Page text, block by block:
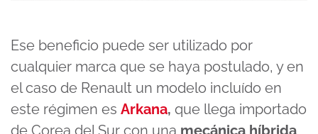
Ese beneficio puede ser utilizado por
cualquier marca que se haya postulado, y en
el caso de Renault un modelo incluído en
este régimen es Arkana, que llega importado
de Corea del Sur con una mecánica híbrida